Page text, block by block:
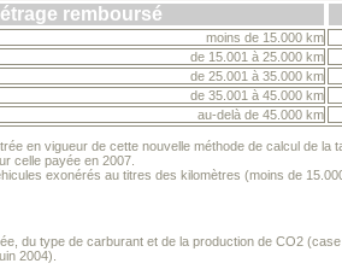
remboursé
moins de 15.000 km
de 15.001 à 25.000 km
de 25.001 à 35.000 km
de 35.001 à 45.000 km
au-delà de 45.000 km
en vigueur de cette nouvelle méthode de calcul de
celle payée en 2007.
exonérés au titres des kilomètres (moins de
du type de carburant et de la production de CO2
2004).